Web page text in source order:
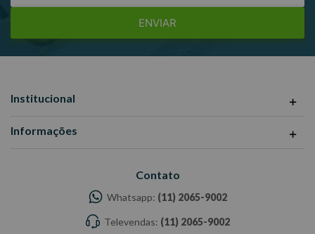
ENVIAR
Institucional
Informações
Contato
Whatsapp: (11) 2065-9002
Televendas: (11) 2065-9002